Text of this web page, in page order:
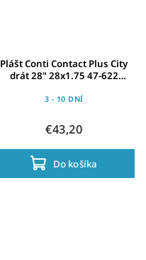
Plášt Conti Contact Plus City
drát 28" 28x1.75 47-622
3 - 10 DNÍ
€43,20
Do košíka